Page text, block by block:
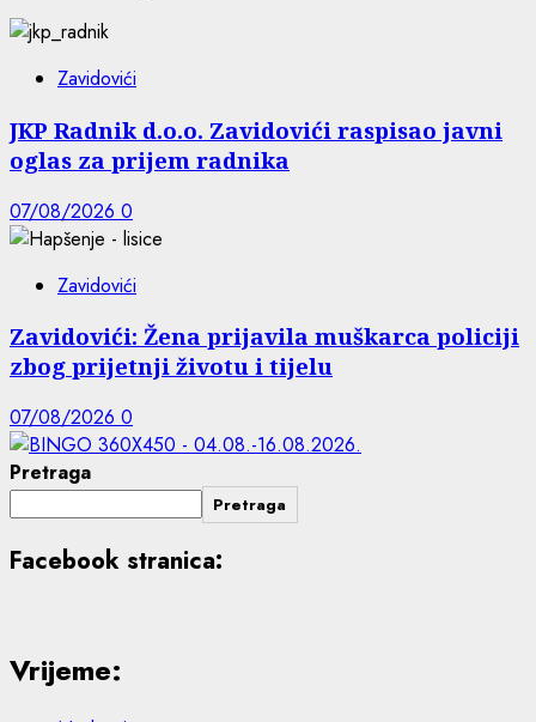
Zavidovići
JKP Radnik d.o.o. Zavidovići raspisao javni
oglas za prijem radnika
07/08/2026 0
Zavidovići
Zavidovići: Žena prijavila muškarca policiji
zbog prijetnji životu i tijelu
07/08/2026 0
Pretraga
Pretraga
Facebook stranica:
Vrijeme: